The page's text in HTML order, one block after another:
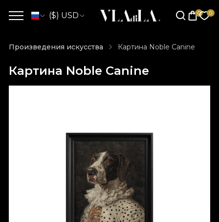
($) USD
Произведения искусства Картина Noble Canine
Картина Noble Canine